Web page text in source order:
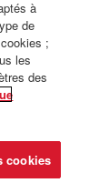
à
de
;
les
des
cookies